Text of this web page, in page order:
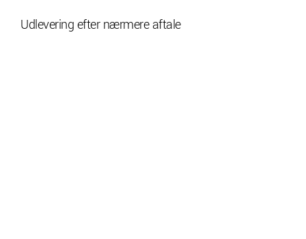
Udlevering efter nærmere aftale